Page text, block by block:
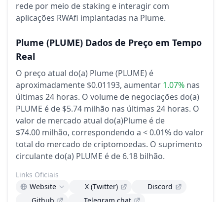
rede por meio de staking e interagir com
aplicações RWAfi implantadas na Plume.
Plume (PLUME) Dados de Preço em Tempo
Real
O preço atual do(a) Plume (PLUME) é
aproximadamente $0.01193, aumentar 1.07% nas
últimas 24 horas. O volume de negociações do(a)
PLUME é de $5.74 milhão nas últimas 24 horas. O
valor de mercado atual do(a)Plume é de
$74.00 milhão, correspondendo a < 0.01% do valor
total do mercado de criptomoedas. O suprimento
circulante do(a) PLUME é de 6.18 bilhão.
Links Oficiais
Website
X (Twitter)
Discord